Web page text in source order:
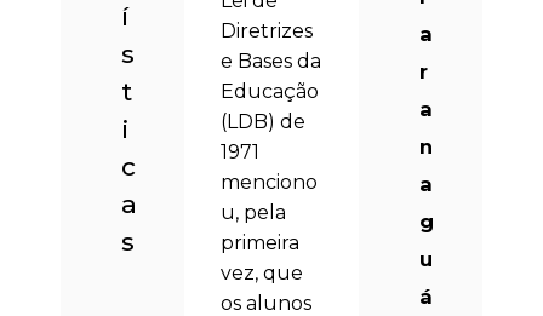
í
s
t
i
c
a
s
a
r
a
n
a
g
u
á
Diretrizes
e Bases da
Educação
(LDB) de
1971
menciono
u, pela
primeira
vez, que
os alunos